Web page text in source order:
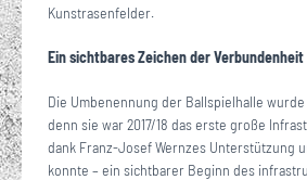
Kunstrasenfelder.
Ein sichtbares Zeichen der Verbundenheit
Die Umbenennung der Ballspielhalle
denn sie war 2017/18 das erste große
dank Franz-Josef Wernzes Unterstützung
konnte – ein sichtbarer Beginn des